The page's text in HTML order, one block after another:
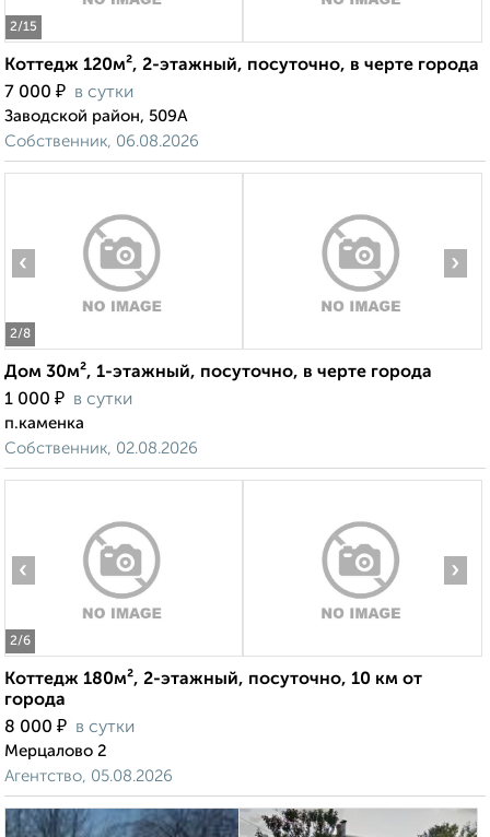
2/15
Коттедж 120м², 2-этажный, посуточно, в черте города
7 000 ₽ в сутки
Заводской район, 509А
Собственник, 06.08.2026
2/8
‹ ›
Дом 30м², 1-этажный, посуточно, в черте города
1 000 ₽ в сутки
п.каменка
Собственник, 02.08.2026
2/6
‹ ›
Коттедж 180м², 2-этажный, посуточно, 10 км от
города
8 000 ₽ в сутки
Мерцалово 2
Агентство, 05.08.2026